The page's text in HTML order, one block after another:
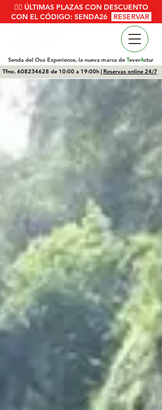
🚴‍♂️ ÚLTIMAS PLAZAS CON DESCUENTO
CON EL CÓDIGO: SENDA26
RESERVAR
Senda del Oso Experience, la nueva marca de TeverAstur
Tfno. 608234628 de 10:00 a 19:00h | Reservas online 24/7